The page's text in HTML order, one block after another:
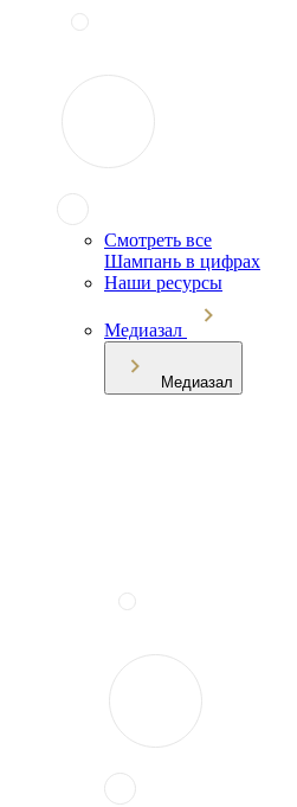
Смотреть все
Шампань в цифрах
Наши ресурсы
Медиазал
Медиазал